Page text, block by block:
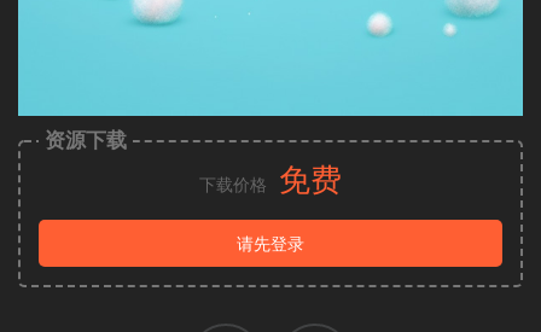
资源下载
下载价格 免费
请先登录